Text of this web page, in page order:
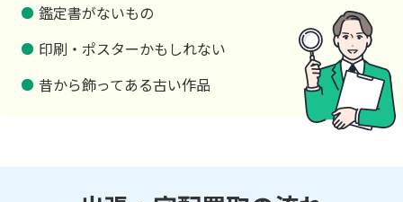
鑑定書がないもの
印刷・ポスターかもしれない
昔から飾ってある古い作品